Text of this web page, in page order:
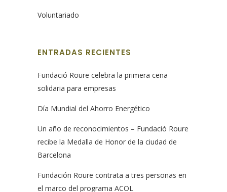
Voluntariado
ENTRADAS RECIENTES
Fundació Roure celebra la primera cena
solidaria para empresas
Día Mundial del Ahorro Energético
Un año de reconocimientos – Fundació Roure
recibe la Medalla de Honor de la ciudad de
Barcelona
Fundación Roure contrata a tres personas en
el marco del programa ACOL